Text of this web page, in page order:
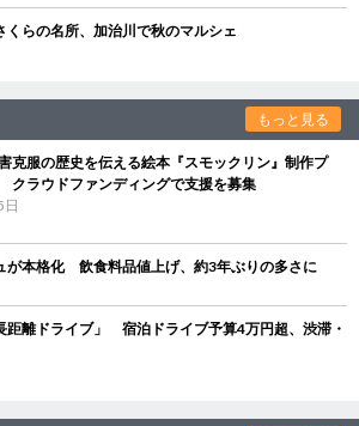
らの名所、加治川で秋のマルシェ
もっと見る
克服の歴史を伝える絵本『スモックリン』制作プ
クラウドファンディングで支援を募集
が本格化 飲食料品値上げ、約3年ぶりの多さに
距離ドライブ」 宿泊ドライブ予算4万円超、渋滞・